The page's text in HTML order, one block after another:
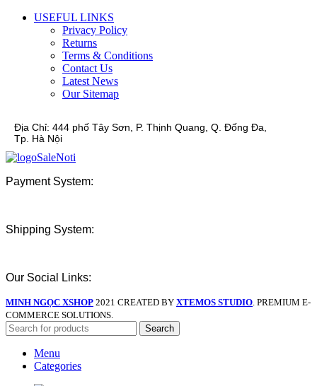
USEFUL LINKS
Privacy Policy
Returns
Terms & Conditions
Contact Us
Latest News
Our Sitemap
Địa Chỉ: 444 phố Tây Sơn, P. Thịnh Quang, Q. Đống Đa,
Tp. Hà Nội
Payment System:
Shipping System:
Our Social Links:
MINH NGỌC XSHOP 2021 CREATED BY XTEMOS STUDIO . PREMIUM E-
COMMERCE SOLUTIONS.
Search
Menu
Categories